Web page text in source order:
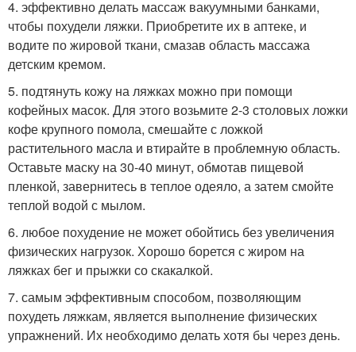
4. эффективно делать массаж вакуумными банками,
чтобы похудели ляжки. Приобретите их в аптеке, и
водите по жировой ткани, смазав область массажа
детским кремом.
5. подтянуть кожу на ляжках можно при помощи
кофейных масок. Для этого возьмите 2-3 столовых ложки
кофе крупного помола, смешайте с ложкой
растительного масла и втирайте в проблемную область.
Оставьте маску на 30-40 минут, обмотав пищевой
пленкой, завернитесь в теплое одеяло, а затем смойте
теплой водой с мылом.
6. любое похудение не может обойтись без увеличения
физических нагрузок. Хорошо борется с жиром на
ляжках бег и прыжки со скакалкой.
7. самым эффективным способом, позволяющим
похудеть ляжкам, является выполнение физических
упражнений. Их необходимо делать хотя бы через день.